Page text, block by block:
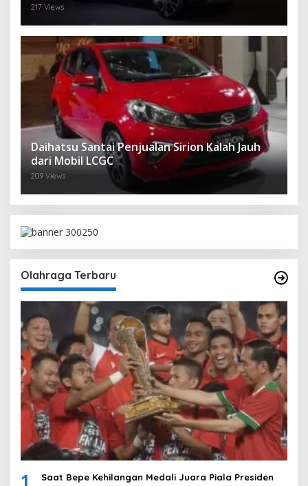
217 Views
Daihatsu Santai Penjualan Sirion Kalah Jauh
dari Mobil LCGC
209 Views
Olahraga Terbaru
1 Saat Bepe Kehilangan Medali Juara Piala Presiden